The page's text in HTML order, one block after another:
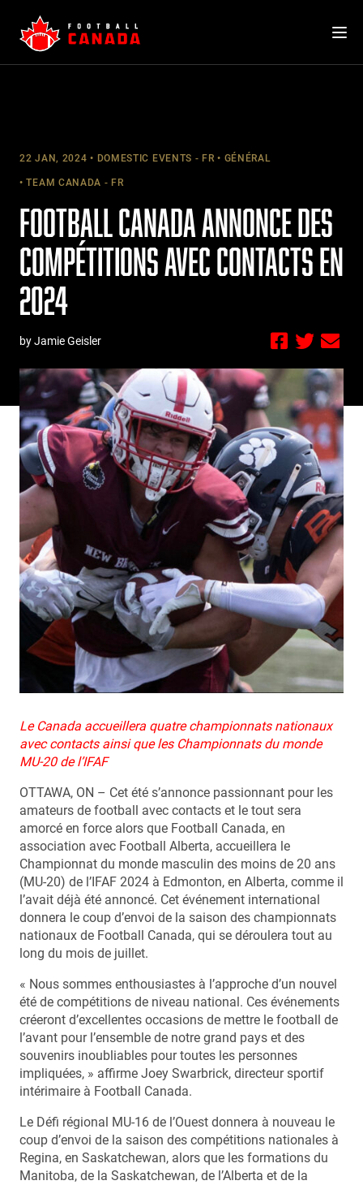
content
22 JAN, 2024 DOMESTIC EVENTS - FR GÉNÉRAL
TEAM CANADA - FR
FOOTBALL CANADA ANNONCE DES
COMPÉTITIONS AVEC CONTACTS EN
2024
by Jamie Geisler
Le Canada accueillera quatre championnats nationaux
avec contacts ainsi que les Championnats du monde
MU-20 de l’IFAF
OTTAWA, ON – Cet été s’annonce passionnant pour les
amateurs de football avec contacts et le tout sera
amorcé en force alors que Football Canada, en
association avec Football Alberta, accueillera le
Championnat du monde masculin des moins de 20 ans
(MU-20) de l’IFAF 2024 à Edmonton, en Alberta, comme il
l’avait déjà été annoncé. Cet événement international
donnera le coup d’envoi de la saison des championnats
nationaux de Football Canada, qui se déroulera tout au
long du mois de juillet.
« Nous sommes enthousiastes à l’approche d’un nouvel
été de compétitions de niveau national. Ces événements
créeront d’excellentes occasions de mettre le football de
l’avant pour l’ensemble de notre grand pays et des
souvenirs inoubliables pour toutes les personnes
impliquées, » affirme Joey Swarbrick, directeur sportif
intérimaire à Football Canada.
Le Défi régional MU-16 de l’Ouest donnera à nouveau le
coup d’envoi de la saison des compétitions nationales à
Regina, en Saskatchewan, alors que les formations du
Manitoba, de la Saskatchewan, de l’Alberta et de la